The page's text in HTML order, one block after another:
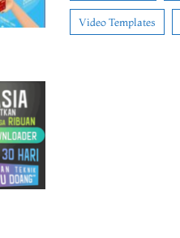
Video Templates